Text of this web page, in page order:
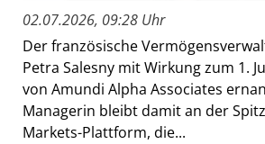
02.07.2026, 09:28 Uhr
Der französische
Petra Salesny mit Wirkung zum 1.
von Amundi Alpha Associates
Managerin bleibt damit an der
Markets-Plattform, die...